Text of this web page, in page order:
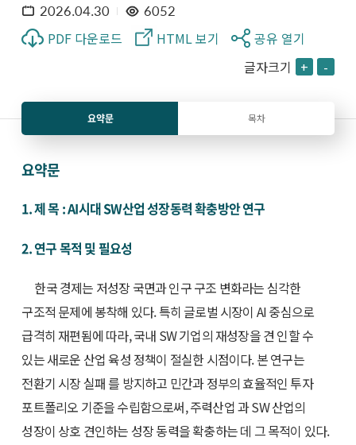
2026.04.30 6052
PDF 다운로드 HTML 보기
공유 열기
글자크기 + -
요약문 목차
요약문
1. 제 목 : AI시대 SW산업 성장동력 확충방안 연구
2. 연구 목적 및 필요성
한국 경제는 저성장 국면과 인구 구조 변화라는 심각한
구조적 문제에 봉착해 있다. 특히 글로벌 시장이 AI 중심으로
급격히 재편됨에 따라, 국내 SW 기업의 재성장을 견 인할 수
있는 새로운 산업 육성 정책이 절실한 시점이다. 본 연구는
전환기 시장 실패 를 방지하고 민간과 정부의 효율적인 투자
포트폴리오 기준을 수립함으로써, 주력산업 과 SW 산업의
성장이 상호 견인하는 성장 동력을 확충하는 데 그 목적이 있다.